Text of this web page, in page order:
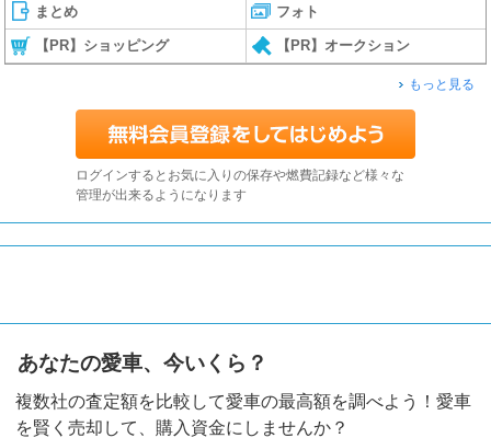
まとめ フォト
【PR】ショッピング 【PR】オークション
もっと見る
ログインするとお気に入りの保存や燃費記録など様々な
管理が出来るようになります
あなたの愛車、今いくら？
複数社の査定額を比較して愛車の最高額を調べよう！愛車
を賢く売却して、購入資金にしませんか？